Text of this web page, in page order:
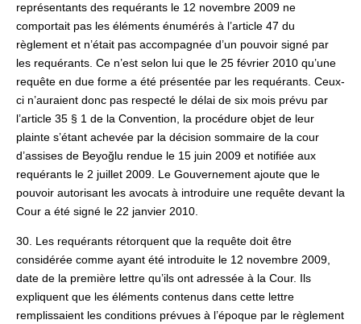
représentants des requérants le 12 novembre 2009 ne
comportait pas les éléments énumérés à l’article 47 du
règlement et n’était pas accompagnée d’un pouvoir signé par
les requérants. Ce n’est selon lui que le 25 février 2010 qu’une
requête en due forme a été présentée par les requérants. Ceux-
ci n’auraient donc pas respecté le délai de six mois prévu par
l’article 35 § 1 de la Convention, la procédure objet de leur
plainte s’étant achevée par la décision sommaire de la cour
d’assises de Beyoğlu rendue le 15 juin 2009 et notifiée aux
requérants le 2 juillet 2009. Le Gouvernement ajoute que le
pouvoir autorisant les avocats à introduire une requête devant la
Cour a été signé le 22 janvier 2010.
30. Les requérants rétorquent que la requête doit être
considérée comme ayant été introduite le 12 novembre 2009,
date de la première lettre qu’ils ont adressée à la Cour. Ils
expliquent que les éléments contenus dans cette lettre
remplissaient les conditions prévues à l’époque par le règlement